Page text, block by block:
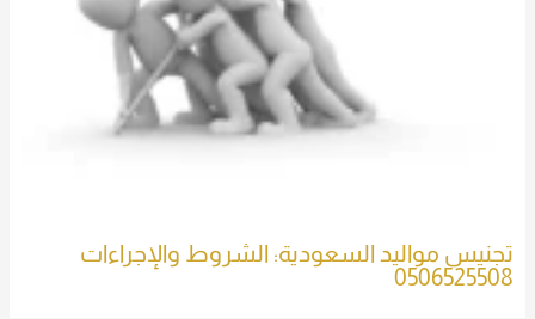
تجنيس مواليد السعودية: الشروط والإجراءات
0506525508